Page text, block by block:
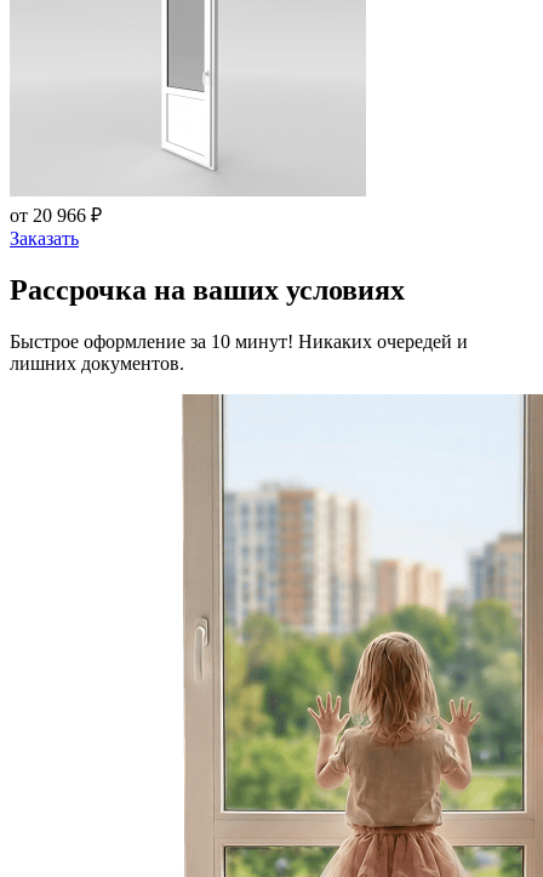
от 20 966 ₽
Заказать
Рассрочка на ваших условиях
Быстрое оформление за 10 минут! Никаких очередей и
лишних документов.